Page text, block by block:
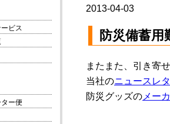
ビス
ー便
2013-04-03
防災備蓄用
またまた、引き寄
当社のニュースレ
防災グッズの メー